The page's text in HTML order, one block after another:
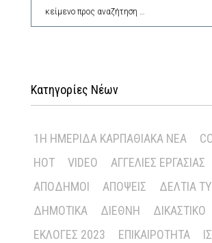
Κατηγορίες Νέων
1Η ΗΜΕΡΊΔΑ ΚΑΡΠΑΘΙΑΚΆ ΝΈΑ
HOT
VIDEO ΑΓΓΕΛΊΕΣ ΕΡΓΑΣΊΑΣ
ΑΠΌΔΗΜΟΙ
ΑΠΌΨΕΙΣ
ΔΕΛΤΊΑ
ΔΗΜΟΤΙΚΆ
ΔΙΕΘΝΉ
ΔΙΚΑΣΤΙΚΌ
ΕΚΛΟΓΈΣ 2023
ΕΠΙΚΑΙΡΌΤΗΤΑ